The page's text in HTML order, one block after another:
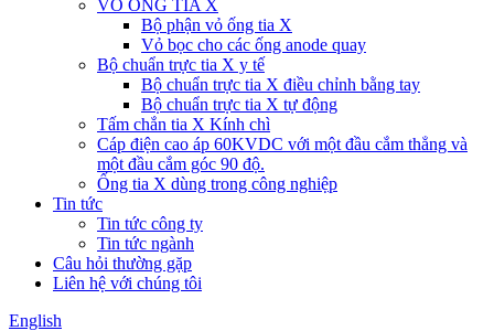
VỎ ỐNG TIA X
Bộ phận vỏ ống tia X
Vỏ bọc cho các ống anode quay
Bộ chuẩn trực tia X y tế
Bộ chuẩn trực tia X điều chỉnh bằng tay
Bộ chuẩn trực tia X tự động
Tấm chắn tia X Kính chì
Cáp điện cao áp 60KVDC với một đầu cắm thẳng và
một đầu cắm góc 90 độ.
Ống tia X dùng trong công nghiệp
Tin tức
Tin tức công ty
Tin tức ngành
Câu hỏi thường gặp
Liên hệ với chúng tôi
English